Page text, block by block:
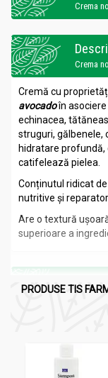
Crema
Crema
Cremă cu
avocadoîn asociere
echinacea,
struguri, gălbenele,
hidratare profundă,
catifelează pielea.
Conținutul ridicat
nutritive și
Are o textură
superioare a
Crema
paraffinum
PRODUSE TIS